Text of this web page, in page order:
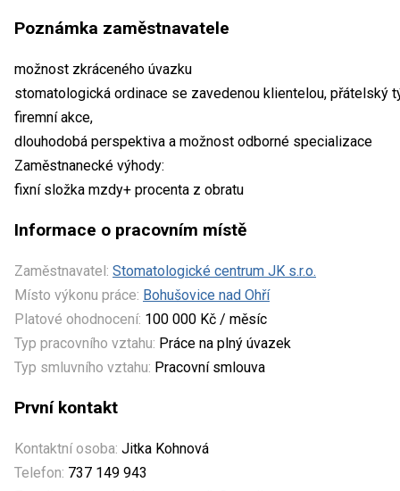
Poznámka zaměstnavatele
možnost zkráceného úvazku
stomatologická ordinace se zavedenou klientelou, přátelský
firemní akce,
dlouhodobá perspektiva a možnost odborné specializace
Zaměstnanecké výhody:
fixní složka mzdy+ procenta z obratu
Informace o pracovním místě
Zaměstnavatel: Stomatologické centrum JK s.r.o.
Místo výkonu práce: Bohušovice nad Ohří
Platové ohodnocení: 100 000 Kč / měsíc
Typ pracovního vztahu: Práce na plný úvazek
Typ smluvního vztahu: Pracovní smlouva
První kontakt
Kontaktní osoba: Jitka Kohnová
Telefon: 737 149 943